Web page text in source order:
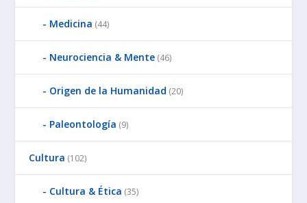
Medicina (44)
Neurociencia & Mente (46)
Origen de la Humanidad (20)
Paleontología (9)
Cultura (102)
Cultura & Ética (35)